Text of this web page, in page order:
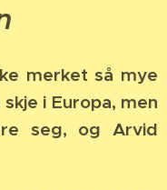
merket så mye
i Europa, men
seg, og Arvid